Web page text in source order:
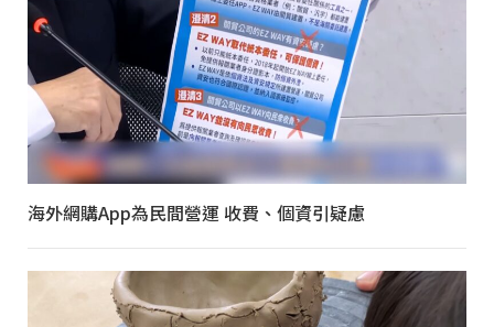
海外網購App為民間營運 收費、個資引疑慮